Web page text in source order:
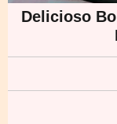
Delicioso